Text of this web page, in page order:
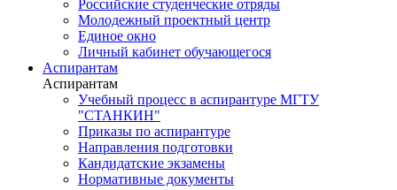
Российские студенческие отряды
Молодежный проектный центр
Единое окно
Личный кабинет обучающегося
Аспирантам
Аспирантам
Учебный процесс в аспирантуре МГТУ
"СТАНКИН"
Приказы по аспирантуре
Направления подготовки
Кандидатские экзамены
Нормативные документы